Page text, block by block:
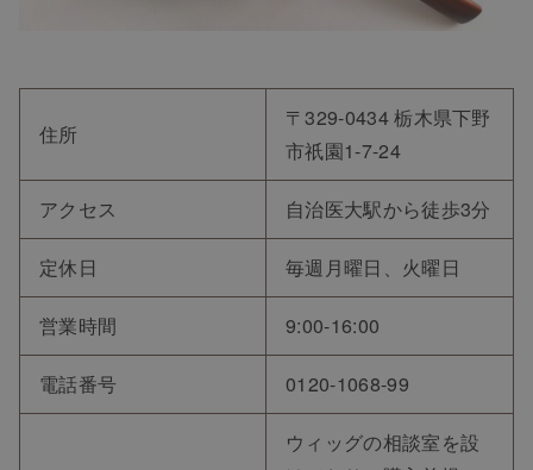
住所
〒329-0434 栃木県下野
市祇園1-7-24
アクセス 自治医大駅から徒歩3分
定休日 毎週月曜日、火曜日
営業時間 9:00-16:00
電話番号 0120-1068-99
ウィッグの相談室を設